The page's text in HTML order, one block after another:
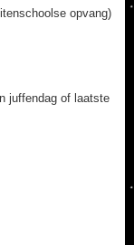
opvang)
juffendag of laatste